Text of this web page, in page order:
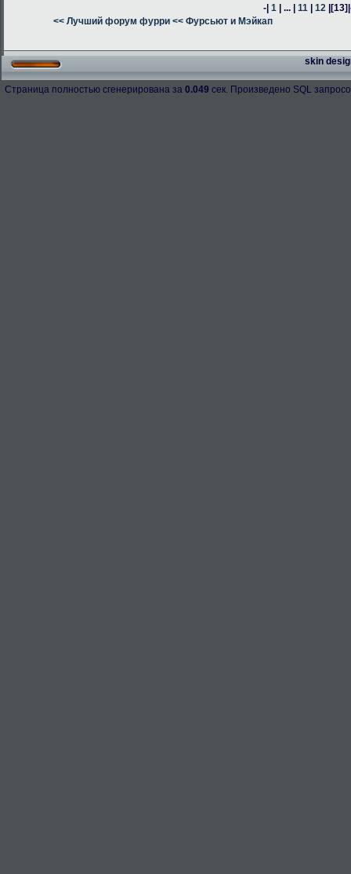
-|1 | ... |11 |12 |[13]
<< Лучший форум фурри << Фурсьют и Мэйкап
skin
Страница полностью сгенерирована за 0.049 сек. Произведено SQL